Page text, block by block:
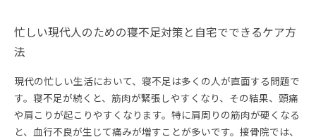
忙しい現代人のための寝不足対策と自宅でできるケア方
法
現代の忙しい生活において、寝不足は多くの人が直面する問題で
す。寝不足が続くと、筋肉が緊張しやすくなり、その結果、頭痛
や肩こりが起こりやすくなります。特に肩周りの筋肉が硬くなる
と、血行不良が生じて痛みが増すことが多いです。接骨院では、